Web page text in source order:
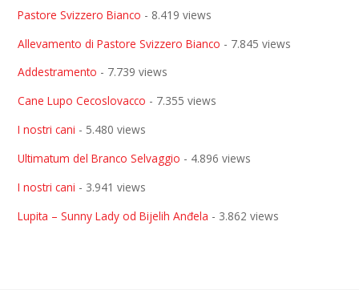
Pastore Svizzero Bianco - 8.419 views
Allevamento di Pastore Svizzero Bianco - 7.845 views
Addestramento - 7.739 views
Cane Lupo Cecoslovacco - 7.355 views
I nostri cani - 5.480 views
Ultimatum del Branco Selvaggio - 4.896 views
I nostri cani - 3.941 views
Lupita – Sunny Lady od Bijelih Anđela - 3.862 views